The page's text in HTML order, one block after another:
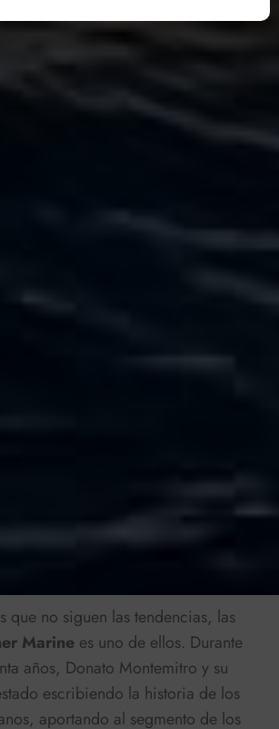
que no siguen las tendencias, las
Marinees uno de ellos. Durante
años, Donato Montemitro y su
escribiendo la historia de los
aportando al segmento de los